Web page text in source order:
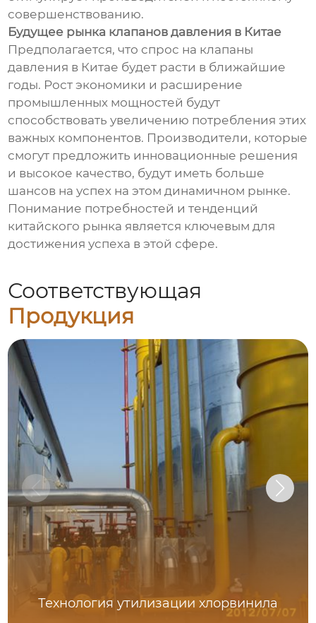
совершенствованию.
Будущее рынка клапанов давления в Китае
Предполагается, что спрос на клапаны
давления в Китае будет расти в ближайшие
годы. Рост экономики и расширение
промышленных мощностей будут
способствовать увеличению потребления этих
важных компонентов. Производители, которые
смогут предложить инновационные решения
и высокое качество, будут иметь больше
шансов на успех на этом динамичном рынке.
Понимание потребностей и тенденций
китайского рынка является ключевым для
достижения успеха в этой сфере.
Соответствующая
Продукция
Технология утилизации хлорвинила